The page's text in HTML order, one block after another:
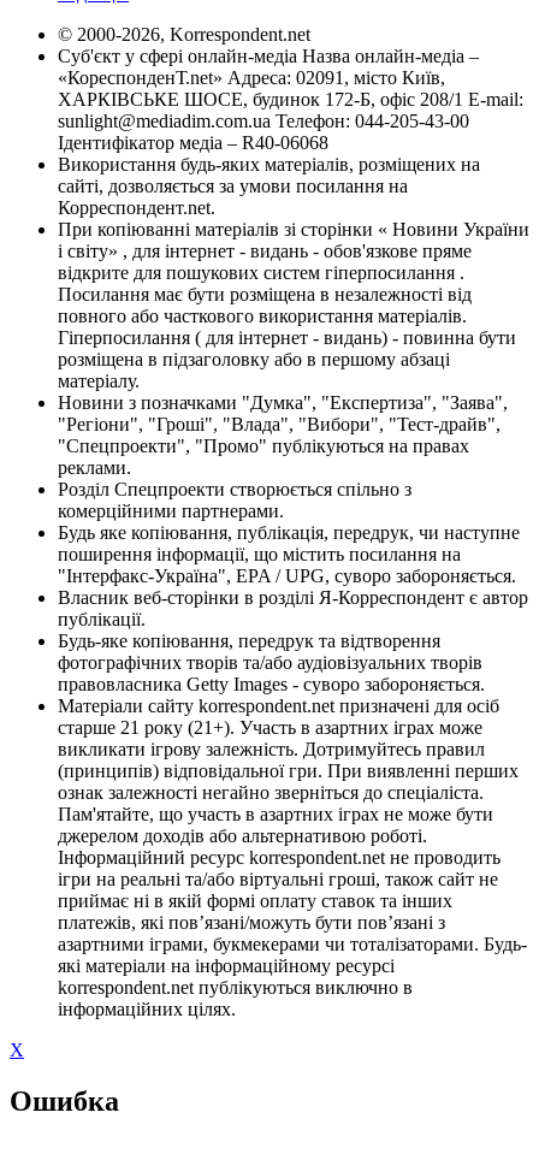
© 2000-2026, Korrespondent.net
Суб'єкт у сфері онлайн-медіа Назва онлайн-медіа –
«КореспонденТ.net» Адреса: 02091, місто Київ,
ХАРКІВСЬКЕ ШОСЕ, будинок 172-Б, офіс 208/1 E-mail:
sunlight@mediadim.com.ua Телефон: 044-205-43-00
Ідентифікатор медіа – R40-06068
Використання будь-яких матеріалів, розміщених на
сайті, дозволяється за умови посилання на
Корреспондент.net.
При копіюванні матеріалів зі сторінки « Новини України
і світу» , для інтернет - видань - обов'язкове пряме
відкрите для пошукових систем гіперпосилання .
Посилання має бути розміщена в незалежності від
повного або часткового використання матеріалів.
Гіперпосилання ( для інтернет - видань) - повинна бути
розміщена в підзаголовку або в першому абзаці
матеріалу.
Новини з позначками "Думка", "Експертиза", "Заява",
"Регіони", "Гроші", "Влада", "Вибори", "Тест-драйв",
"Спецпроекти", "Промо" публікуються на правах
реклами.
Розділ Спецпроекти створюється спільно з
комерційними партнерами.
Будь яке копіювання, публікація, передрук, чи наступне
поширення інформації, що містить посилання на
"Інтерфакс-Україна", EPA / UPG, суворо забороняється.
Власник веб-сторінки в розділі Я-Корреспондент є автор
публікації.
Будь-яке копіювання, передрук та відтворення
фотографічних творів та/або аудіовізуальних творів
правовласника Getty Images - суворо забороняється.
Матеріали сайту korrespondent.net призначені для осіб
старше 21 року (21+). Участь в азартних іграх може
викликати ігрову залежність. Дотримуйтесь правил
(принципів) відповідальної гри. При виявленні перших
ознак залежності негайно зверніться до спеціаліста.
Пам'ятайте, що участь в азартних іграх не може бути
джерелом доходів або альтернативою роботі.
Інформаційний ресурс korrespondent.net не проводить
ігри на реальні та/або віртуальні гроші, також сайт не
приймає ні в якій формі оплату ставок та інших
платежів, які пов’язані/можуть бути пов’язані з
азартними іграми, букмекерами чи тоталізаторами. Будь-
які матеріали на інформаційному ресурсі
korrespondent.net публікуються виключно в
інформаційних цілях.
X
Ошибка